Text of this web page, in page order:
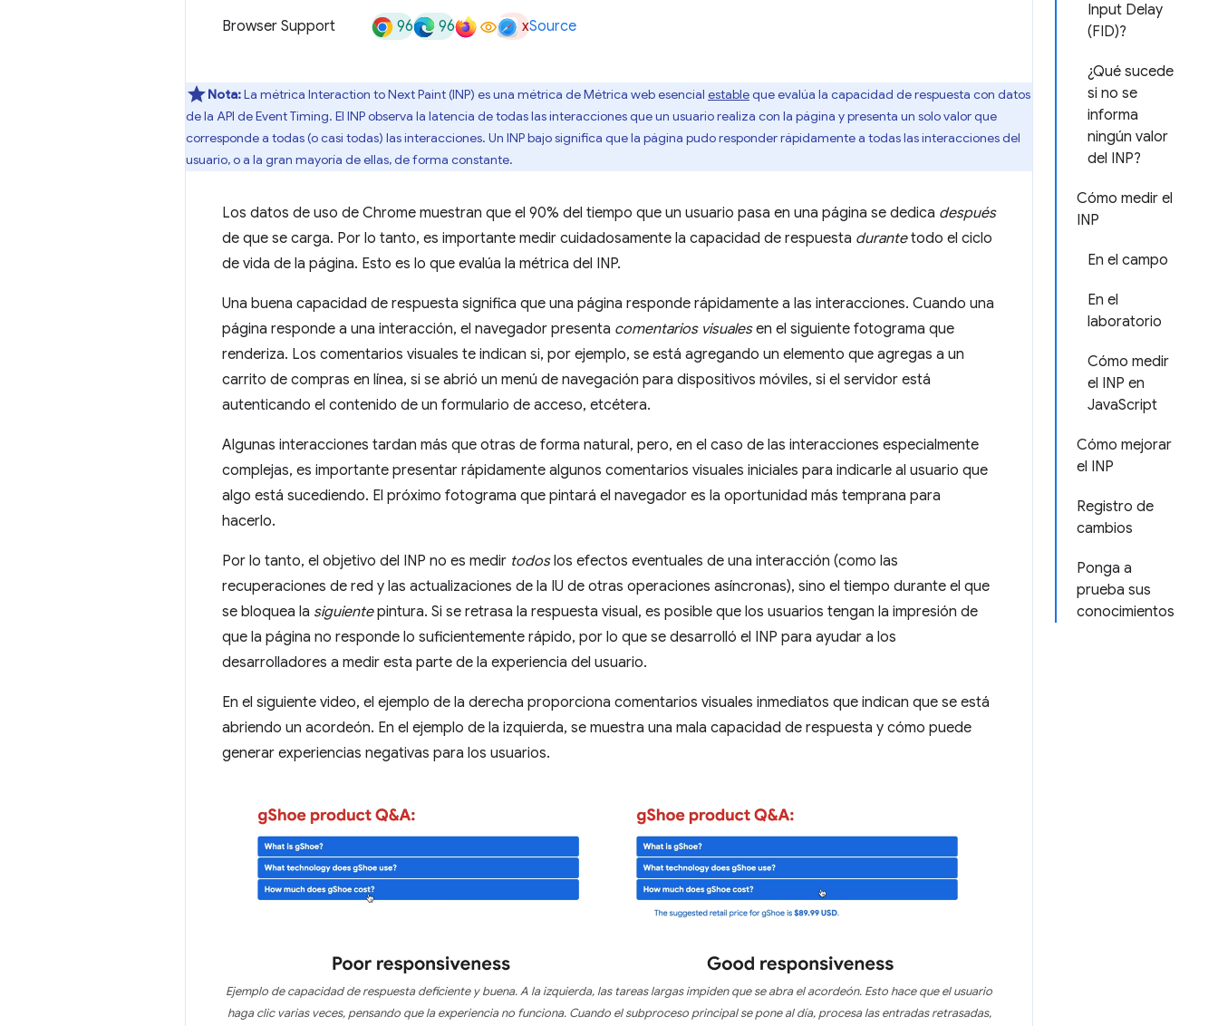
Input Delay
(FID)?
¿Qué sucede
si no se
informa
ningún valor
del INP?
Cómo medir el
INP
En el campo
En el
laboratorio
Cómo medir
el INP en
JavaScript
Cómo mejorar
el INP
Registro de
cambios
Ponga a
prueba sus
conocimientos
Browser Support 96 96 xSource
Nota:La métrica Interaction to Next Paint (INP) es una métrica de Métrica web esencial estableque evalúa la capacidad de respuesta con datos
de la API de Event Timing. El INP observa la latencia de todas las interacciones que un usuario realiza con la página y presenta un solo valor que
corresponde a todas (o casi todas) las interacciones. Un INP bajo significa que la página pudo responder rápidamente a todas las interacciones del
usuario, o a la gran mayoría de ellas, de forma constante.
Los datos de uso de Chrome muestran que el 90% del tiempo que un usuario pasa en una página se dedica después
de que se carga. Por lo tanto, es importante medir cuidadosamente la capacidad de respuesta durantetodo el ciclo
de vida de la página. Esto es lo que evalúa la métrica del INP.
Una buena capacidad de respuesta significa que una página responde rápidamente a las interacciones. Cuando una
página responde a una interacción, el navegador presenta comentarios visualesen el siguiente fotograma que
renderiza. Los comentarios visuales te indican si, por ejemplo, se está agregando un elemento que agregas a un
carrito de compras en línea, si se abrió un menú de navegación para dispositivos móviles, si el servidor está
autenticando el contenido de un formulario de acceso, etcétera.
Algunas interacciones tardan más que otras de forma natural, pero, en el caso de las interacciones especialmente
complejas, es importante presentar rápidamente algunos comentarios visuales iniciales para indicarle al usuario que
algo está sucediendo. El próximo fotograma que pintará el navegador es la oportunidad más temprana para
hacerlo.
Por lo tanto, el objetivo del INP no es medir todoslos efectos eventuales de una interacción (como las
recuperaciones de red y las actualizaciones de la IU de otras operaciones asíncronas), sino el tiempo durante el que
se bloquea la siguientepintura. Si se retrasa la respuesta visual, es posible que los usuarios tengan la impresión de
que la página no responde lo suficientemente rápido, por lo que se desarrolló el INP para ayudar a los
desarrolladores a medir esta parte de la experiencia del usuario.
En el siguiente video, el ejemplo de la derecha proporciona comentarios visuales inmediatos que indican que se está
abriendo un acordeón. En el ejemplo de la izquierda, se muestra una mala capacidad de respuesta y cómo puede
generar experiencias negativas para los usuarios.
Ejemplo de capacidad de respuesta deficiente y buena. A la izquierda, las tareas largas impiden que se abra el acordeón. Esto hace que el usuario
haga clic varias veces, pensando que la experiencia no funciona. Cuando el subproceso principal se pone al día, procesa las entradas retrasadas,